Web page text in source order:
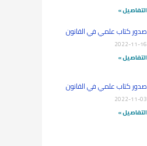
التفاصيل »
صدور كتاب علمي في القانون
2022-11-16
التفاصيل »
صدور كتاب علمي في القانون
2022-11-03
التفاصيل »